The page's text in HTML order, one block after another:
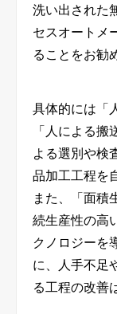
洗い出された
セスオートメ
ることをお勧
具体的には「
「人による
よる選別や検
品加工工程を
また、「面積
続生産性の高
クノロジーを
に、人手不足
る工程の改善